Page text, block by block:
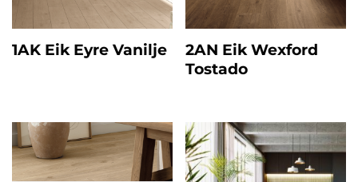
1AK Eik Eyre Vanilje
2AN Eik Wexford
Tostado